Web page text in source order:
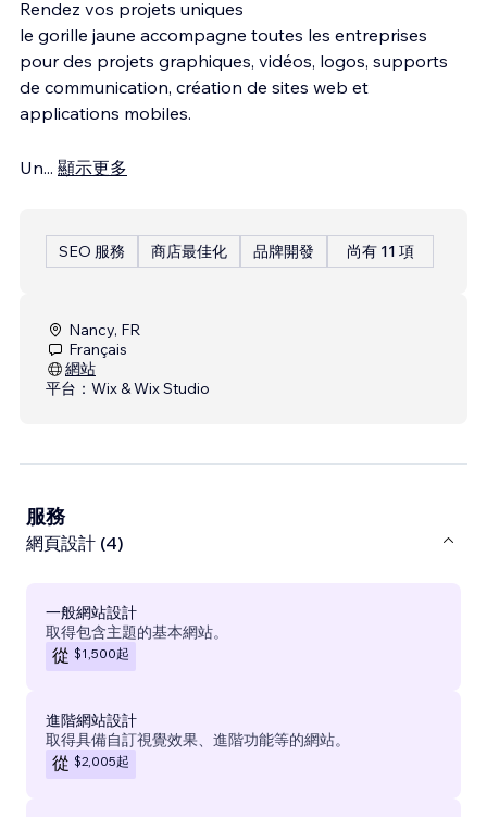
Rendez vos projets uniques
le gorille jaune accompagne toutes les entreprises
pour des projets graphiques, vidéos, logos, supports
de communication, création de sites web et
applications mobiles.
Un... 顯示更多
SEO 服務 商店最佳化 品牌開發 尚有 11 項
Nancy, FR
Français
網站
平台： Wix & Wix Studio
服務
網頁設計 (4)
一般網站設計
取得包含主題的基本網站。
從 $1,500起
進階網站設計
取得具備自訂視覺效果、進階功能等的網站。
從 $2,005起